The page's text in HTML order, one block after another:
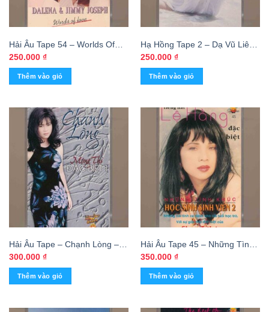
Hải Âu Tape 54 – Worlds Of
Love – Dalena – Jimmy Joseph
(KGTUS)
250.000 ₫
Thêm vào giỏ
Hạ Hồng Tape 2 – Dạ Vũ Liên
Khúc Hạ Hồng (KGTUS)
250.000 ₫
Thêm vào giỏ
Hải Âu Tape – Chạnh Lòng –
Mộng Thi Đặc Biệt 1 (KGTUS)
300.000 ₫
Thêm vào giỏ
Hải Âu Tape 45 – Những Tình
Khúc Học Sinh Sinh Viên 2 –
Lệ Hằng – Chung Tử Lưu
(KGTUS)
350.000 ₫
Thêm vào giỏ